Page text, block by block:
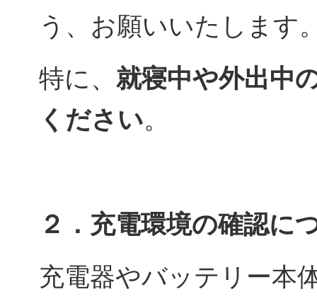
う、お願いいたします
特に、 就寝中や外出中
ください。
２．充電環境の確認に
充電器やバッテリー本